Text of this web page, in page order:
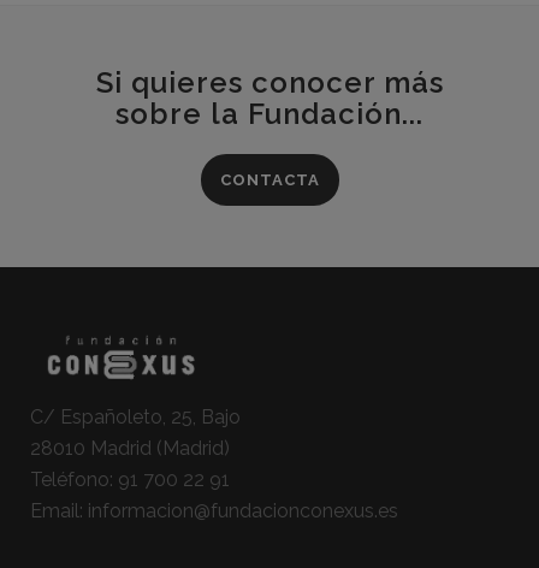
Si quieres conocer más
sobre la Fundación...
CONTACTA
C/ Españoleto, 25, Bajo
28010 Madrid (Madrid)
Teléfono: 91 700 22 91
Email: informacion@fundacionconexus.es